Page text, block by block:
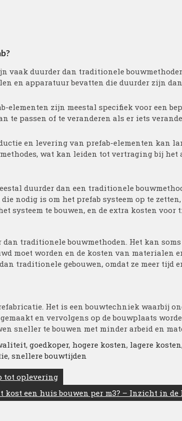
vaak duurder dan traditionele
en apparatuur bevatten die duurder zijn
elementen zijn meestal specifiek voor een
te passen of te veranderen als er iets
en levering van prefab-elementen kan
wat kan leiden tot vertraging bij het
duurder dan een traditionele
nodig is om het prefab systeem op te
systeem te bouwen, en de extra kosten voor
dan traditionele bouwmethoden. Het kan
moet worden en de kosten van materialen
traditionele gebouwen, omdat ze meer tijd
Het is een bouwtechniek waarbij
en vervolgens op de bouwplaats
sneller te bouwen met minder arbeid en
, goedkoper, hogere kosten, lagere kosten,
, snellere bouwtijden
tot oplevering
kost een huis bouwen per m3? – Inzicht in